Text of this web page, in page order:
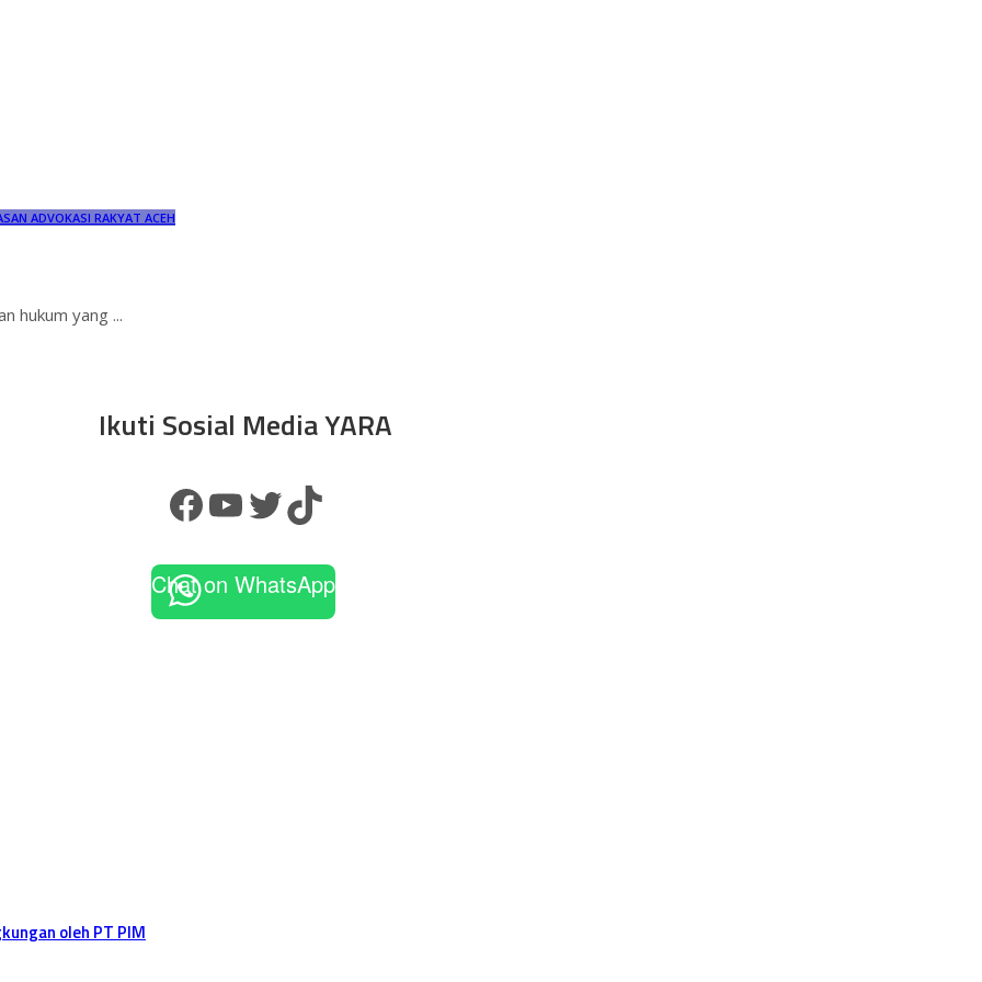
ADVOKASI RAKYAT ACEH
hukum yang ...
Ikuti Sosial Media YARA
Facebook
YouTube
Twitter
TikTok
Chat on WhatsApp
oleh PT PIM